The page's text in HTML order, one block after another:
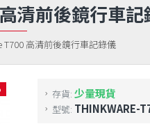
T700 高清前後鏡行車記錄儀
清前後鏡行車記
存貨: 少量現貨
型號: THINKWARE-